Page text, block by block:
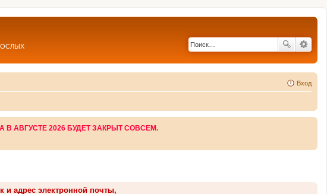
Вход
АВГУСТЕ 2026 БУДЕТ ЗАКРЫТ СОВСЕМ.
и адрес электронной почты,